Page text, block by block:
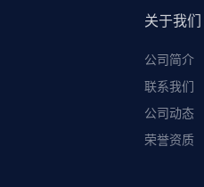
关于我们
公司简介
联系我们
公司动态
荣誉资质